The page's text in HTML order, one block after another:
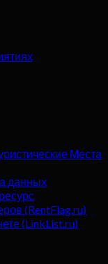
Места
данных
(RentFlag.ru)
(LinkList.ru)